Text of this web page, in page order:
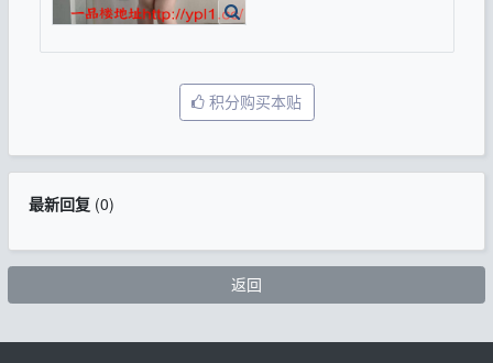
积分购买本贴
最新回复(0)
返回